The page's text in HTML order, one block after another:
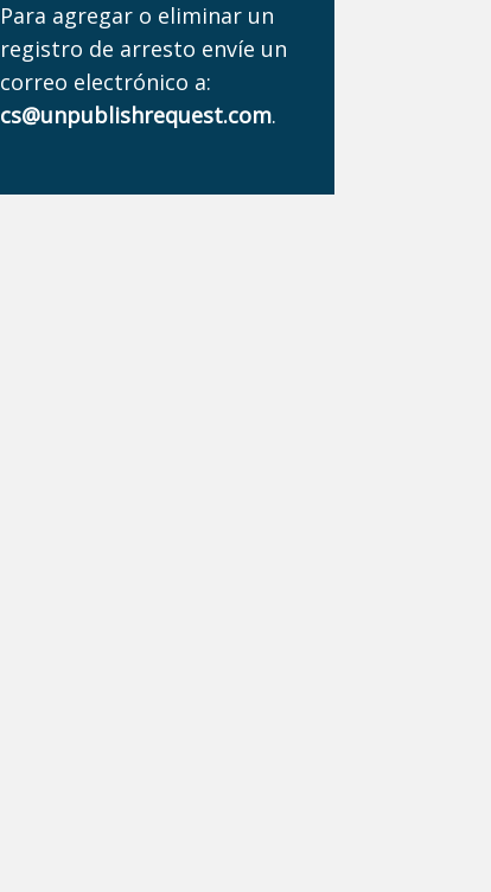
Para agregar o eliminar un
registro de arresto envíe un
correo electrónico a:
cs@unpublishrequest.com.